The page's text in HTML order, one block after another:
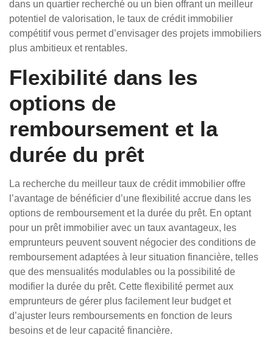
dans un quartier recherché ou un bien offrant un meilleur
potentiel de valorisation, le taux de crédit immobilier
compétitif vous permet d’envisager des projets immobiliers
plus ambitieux et rentables.
Flexibilité dans les
options de
remboursement et la
durée du prêt
La recherche du meilleur taux de crédit immobilier offre
l’avantage de bénéficier d’une flexibilité accrue dans les
options de remboursement et la durée du prêt. En optant
pour un prêt immobilier avec un taux avantageux, les
emprunteurs peuvent souvent négocier des conditions de
remboursement adaptées à leur situation financière, telles
que des mensualités modulables ou la possibilité de
modifier la durée du prêt. Cette flexibilité permet aux
emprunteurs de gérer plus facilement leur budget et
d’ajuster leurs remboursements en fonction de leurs
besoins et de leur capacité financière.